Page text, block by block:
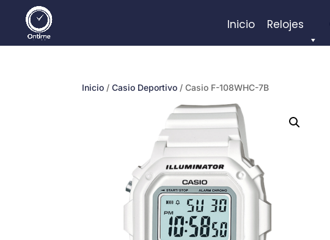
Inicio Relojes
Inicio /Casio Deportivo / Casio F-108WHC-7B